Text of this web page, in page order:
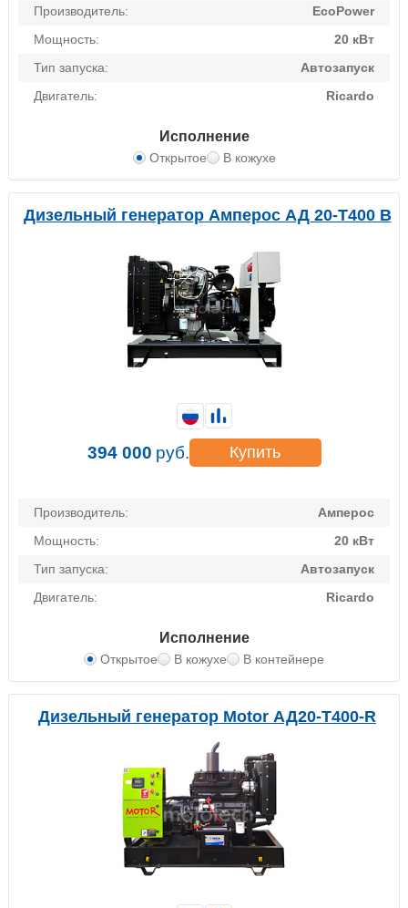
Производитель:
EcoPower
Мощность:
20 кВт
Тип запуска:
Автозапуск
Двигатель:
Ricardo
Исполнение
Открытое В кожухе
Дизельный генератор Амперос АД 20-Т400 B
Производитель:
Амперос
Мощность:
20 кВт
Тип запуска:
Автозапуск
Двигатель:
Ricardo
Исполнение
Открытое В кожухе В контейнере
394 000 руб. Купить
Дизельный генератор Motor АД20-Т400-R